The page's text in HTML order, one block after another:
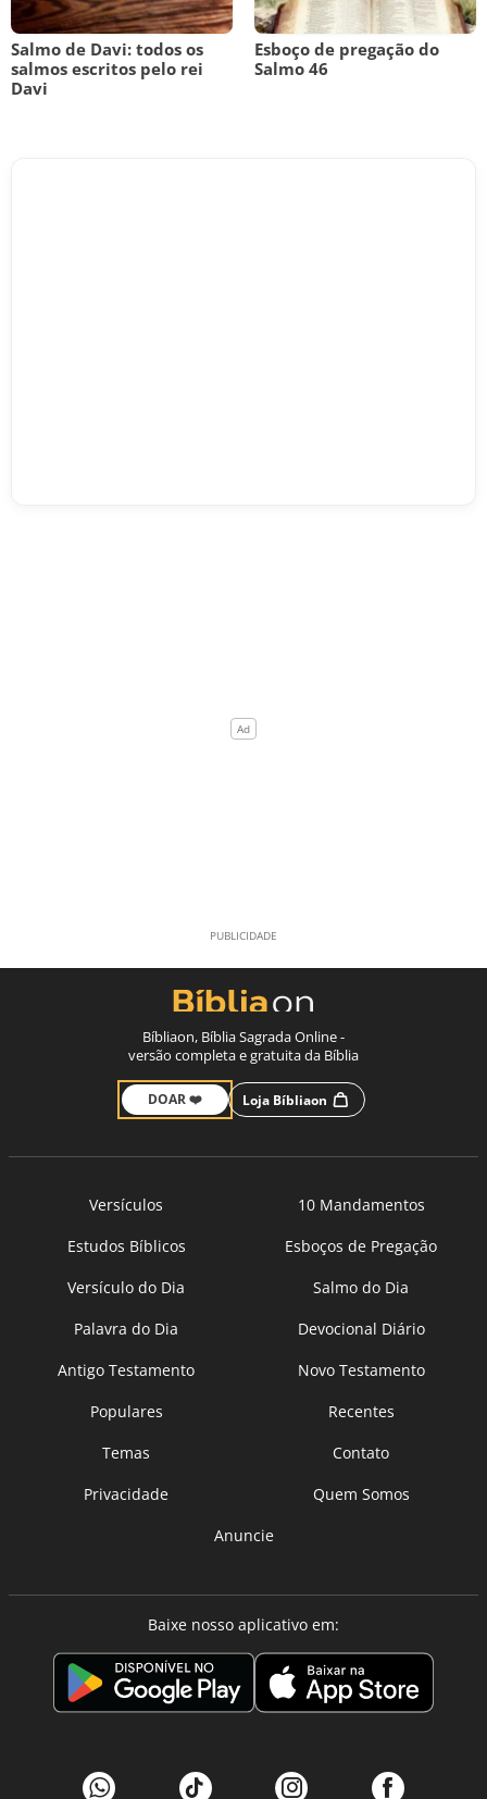
Salmo de Davi: todos os
salmos escritos pelo rei
Davi
Esboço de pregação do
Salmo 46
Bíbliaon, Bíblia Sagrada Online -
versão completa e gratuita da Bíblia
DOAR ❤️ Loja Bíbliaon
Versículos
10 Mandamentos
Estudos Bíblicos
Esboços de Pregação
Versículo do Dia
Salmo do Dia
Palavra do Dia
Devocional Diário
Antigo Testamento
Novo Testamento
Populares
Recentes
Temas
Contato
Privacidade
Quem Somos
Anuncie
Baixe nosso aplicativo em: